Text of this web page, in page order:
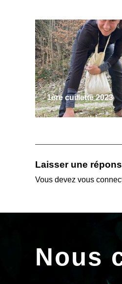
1ère cuillette 2023
Laisser une
Vous devez vous
Nous